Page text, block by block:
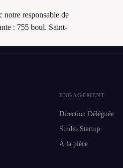
notre responsable de
: 755 boul. Saint-
ENGAGEMENT
Direction Déléguée
Studio Startup
À la pièce